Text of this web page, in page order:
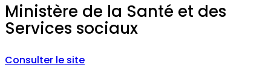
Ministère de la Santé et des
Services sociaux
Consulter le site